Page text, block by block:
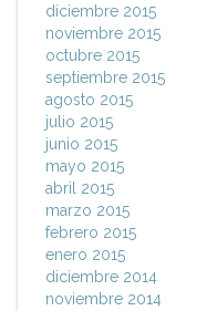
diciembre 2015
noviembre 2015
octubre 2015
septiembre 2015
agosto 2015
julio 2015
junio 2015
mayo 2015
abril 2015
marzo 2015
febrero 2015
enero 2015
diciembre 2014
noviembre 2014